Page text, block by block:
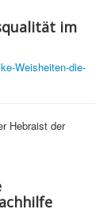
im
Weisheiten-die-
Hebraist der